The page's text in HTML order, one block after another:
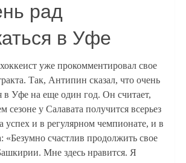
рад
в Уфе
уже прокомментировал свое
Так, Антипин сказал, что очень
в Уфе на еще один год. Он считает,
сезоне у Салавата получится всерьез
успех и в регулярном чемпионате, и в
«Безумно счастлив продолжить свое
Мне здесь нравится. Я